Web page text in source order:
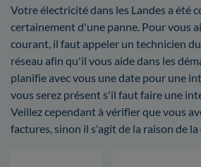
Votre électricité dans les Landes a été
certainement d'une panne. Pour vous
courant, il faut appeler un technicien
réseau afin qu'il vous aide dans les
planifie avec vous une date pour une
vous serez présent s'il faut faire une
Veillez cependant à vérifier que vous
factures, sinon il s'agit de la raison de la